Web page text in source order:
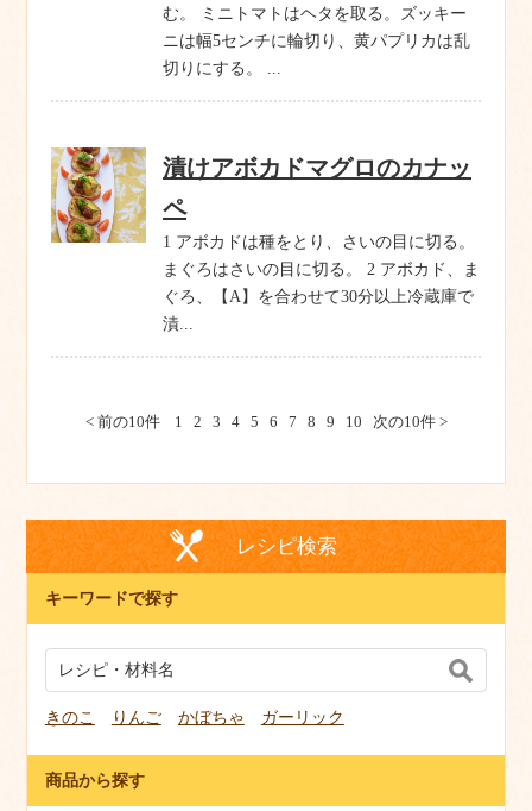
む。 ミニトマトはヘタを取る。ズッキー
ニは幅5センチに輪切り、黄パプリカは乱
切りにする。 ...
漬けアボカドマグロのカナッ
ペ
1 アボカドは種をとり、さいの目に切る。
まぐろはさいの目に切る。 2 アボカド、ま
ぐろ、【A】を合わせて30分以上冷蔵庫で
漬...
< 前の10件 1 2 3 4 5 6 7 8 9 10 次の10件 >
レシピ検索
キーワードで探す
きのこ りんご かぼちゃ ガーリック
商品から探す